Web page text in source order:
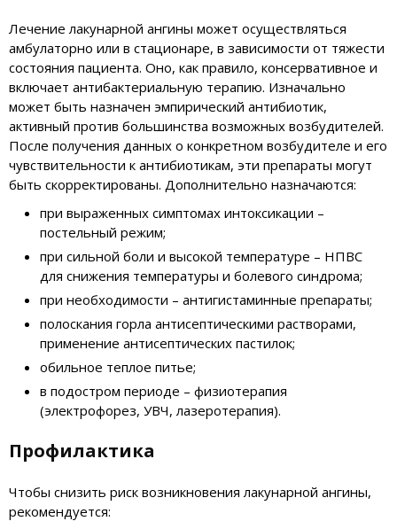
Лечение лакунарной ангины может осуществляться
амбулаторно или в стационаре, в зависимости от тяжести
состояния пациента. Оно, как правило, консервативное и
включает антибактериальную терапию. Изначально
может быть назначен эмпирический антибиотик,
активный против большинства возможных возбудителей.
После получения данных о конкретном возбудителе и его
чувствительности к антибиотикам, эти препараты могут
быть скорректированы. Дополнительно назначаются:
при выраженных симптомах интоксикации –
постельный режим;
при сильной боли и высокой температуре – НПВС
для снижения температуры и болевого синдрома;
при необходимости – антигистаминные препараты;
полоскания горла антисептическими растворами,
применение антисептических пастилок;
обильное теплое питье;
в подостром периоде – физиотерапия
(электрофорез, УВЧ, лазеротерапия).
Профилактика
Чтобы снизить риск возникновения лакунарной ангины,
рекомендуется: